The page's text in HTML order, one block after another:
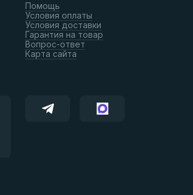
Помощь
Условия оплаты
Условия доставки
Гарантия на товар
Вопрос-ответ
Карта сайта